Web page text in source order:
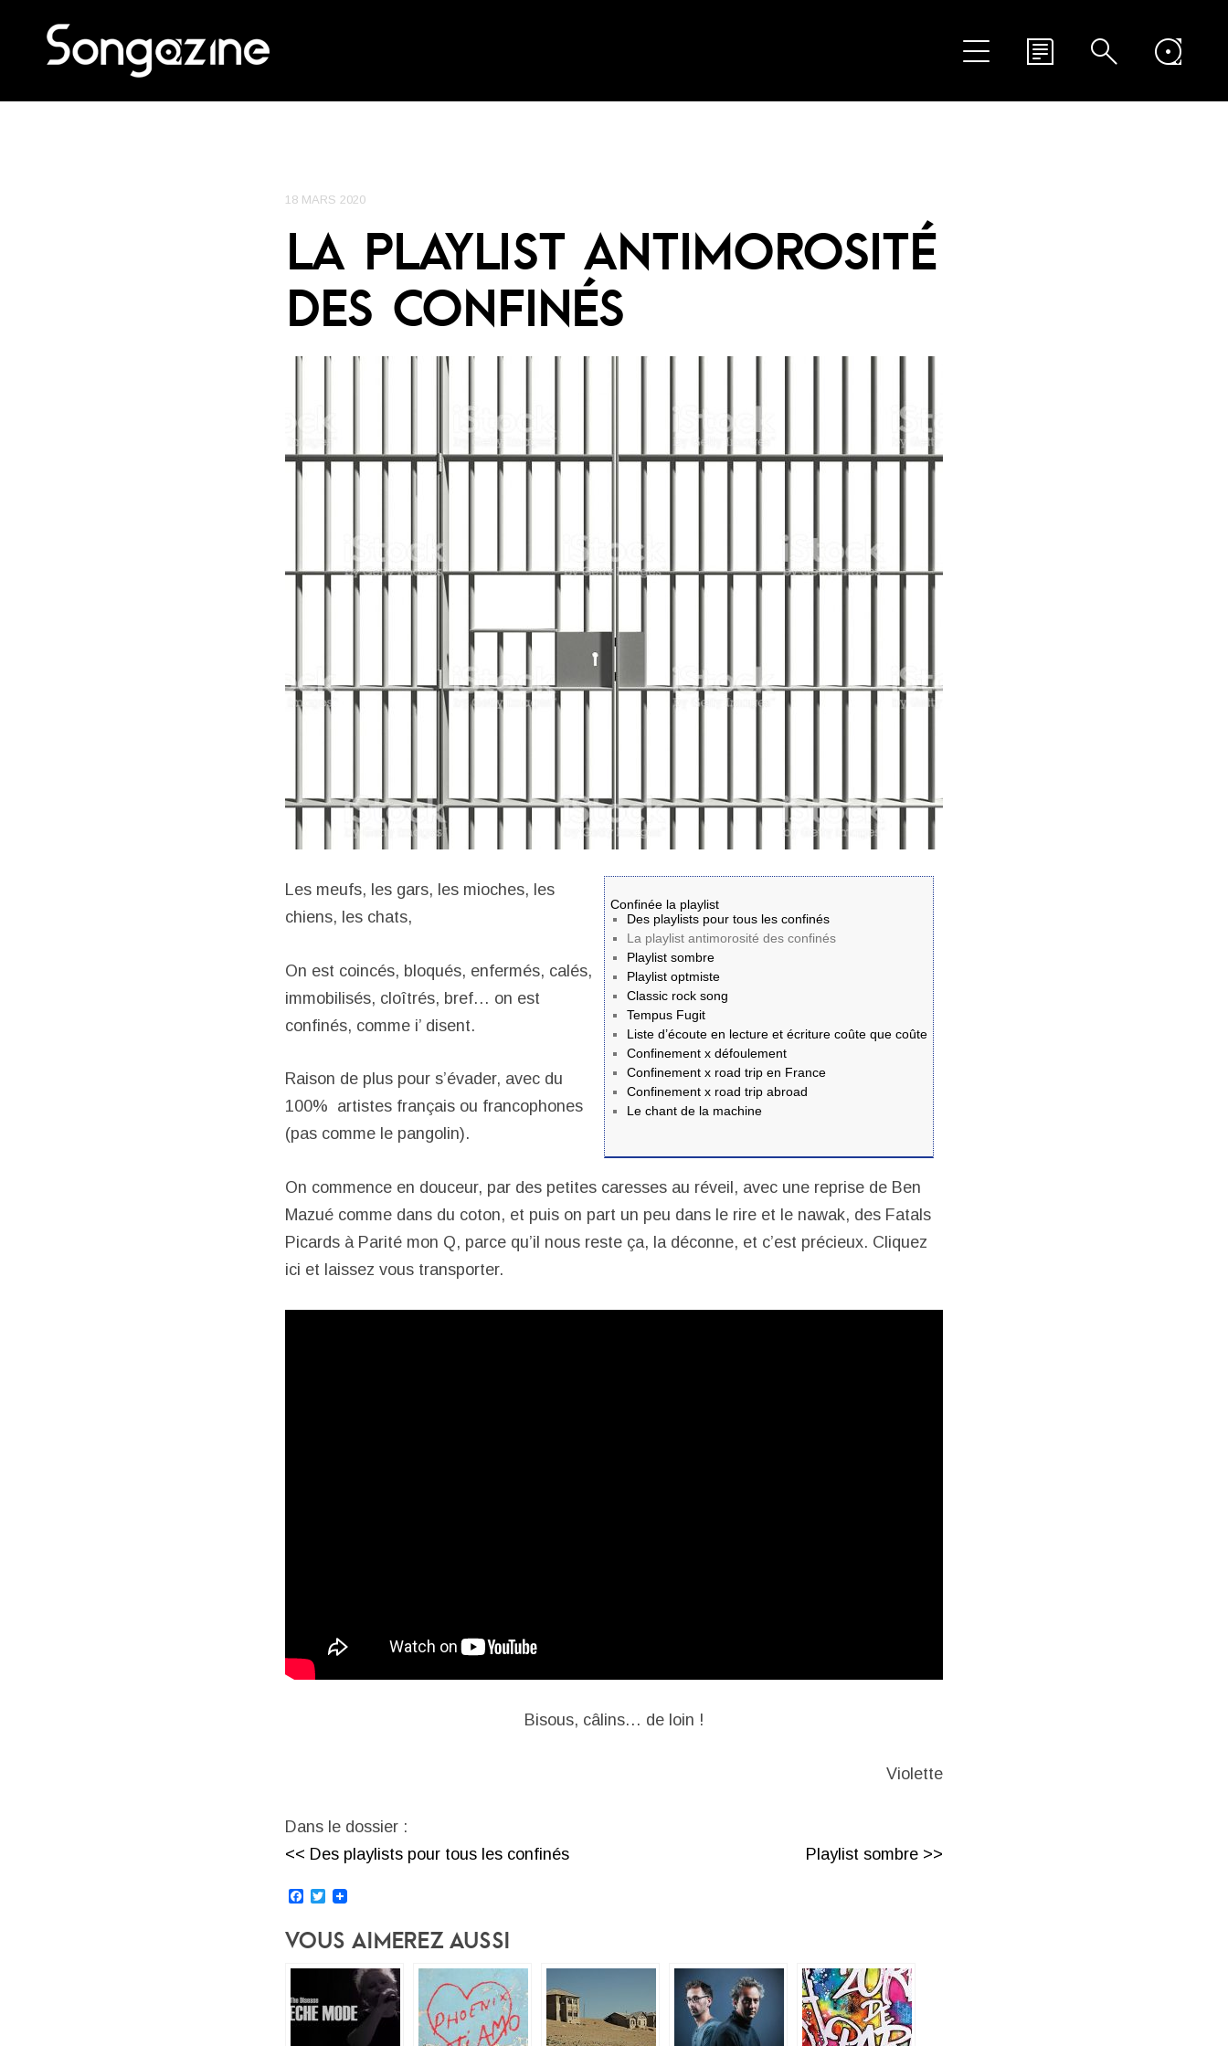
18 MARS 2020
LA PLAYLIST ANTIMOROSITÉ
DES CONFINÉS
Confinée la playlist
Des playlists pour tous les confinés
La playlist antimorosité des confinés
Playlist sombre
Playlist optmiste
Classic rock song
Tempus Fugit
Liste d’écoute en lecture et écriture coûte que coûte
Confinement x défoulement
Confinement x road trip en France
Confinement x road trip abroad
Le chant de la machine
Les meufs, les gars, les mioches, les
chiens, les chats,
On est coincés, bloqués, enfermés, calés,
immobilisés, cloîtrés, bref… on est
confinés, comme i’ disent.
Raison de plus pour s’évader, avec du
100% artistes français ou francophones
(pas comme le pangolin).
On commence en douceur, par des petites caresses au réveil, avec une reprise de Ben
Mazué comme dans du coton, et puis on part un peu dans le rire et le nawak, des Fatals
Picards à Parité mon Q, parce qu’il nous reste ça, la déconne, et c’est précieux. Cliquez
ici et laissez vous transporter.
Bisous, câlins… de loin !
Violette
Dans le dossier :
<< Des playlists pour tous les confinés
Playlist sombre >>
Facebook
Twitter
Vous Aimerez Aussi